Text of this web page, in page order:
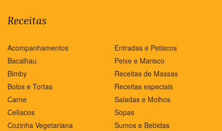
Receitas
Acompanhamentos
Bacalhau
Bimby
Bolos e Tortas
Carne
Celíacos
Cozinha Vegetariana
Entradas e Petiscos
Peixe e Marisco
Receitas de Massas
Receitas especiais
Saladas e Molhos
Sopas
Sumos e Bebidas